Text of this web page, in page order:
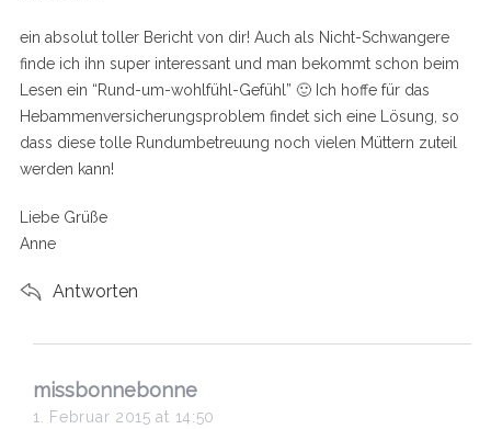
ein absolut toller Bericht von dir! Auch als Nicht-Schwangere
finde ich ihn super interessant und man bekommt schon beim
Lesen ein “Rund-um-wohlfühl-Gefühl” 🙂 Ich hoffe für das
Hebammenversicherungsproblem findet sich eine Lösung, so
dass diese tolle Rundumbetreuung noch vielen Müttern zuteil
werden kann!
Liebe Grüße
Anne
Antworten
s
a
missbonnebonne
1. Februar 2015 at 14:50